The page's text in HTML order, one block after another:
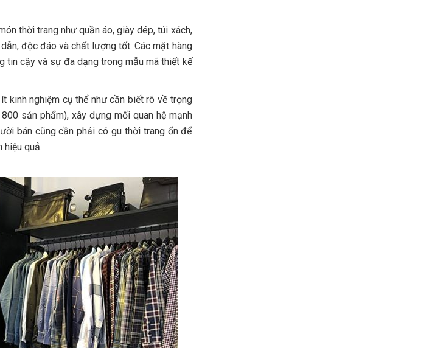
thời trang như quần áo, giày dép, túi xách,
độc đáo và chất lượng tốt. Các mặt hàng
tin cậy và sự đa dạng trong mẫu mã thiết kế
kinh nghiệm cụ thể như cần biết rõ về trọng
sản phẩm), xây dựng mối quan hệ mạnh
bán cũng cần phải có gu thời trang ổn để
hiệu quả.